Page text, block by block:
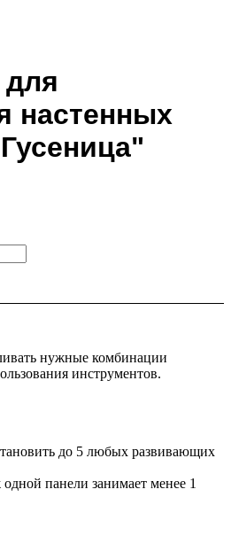
настенных
нужные комбинации
инструментов.
до 5 любых развивающих
панели занимает менее 1